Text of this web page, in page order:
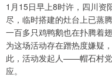
1月15日早上8时许，四川资
尽，临时搭建的灶台上已蒸
一百多只鸡鸭鹅也在扑腾着
为这场活动存在蹭热度嫌疑
此，活动发起人——帽石村
应。